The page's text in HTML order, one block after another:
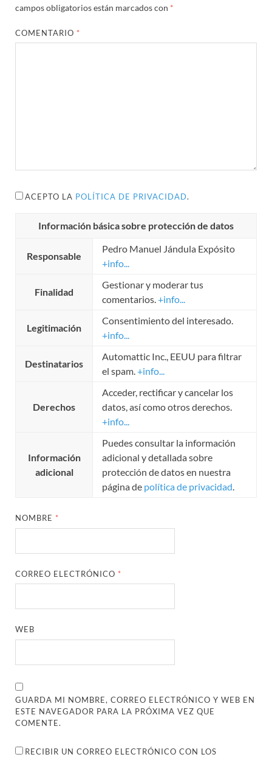
campos obligatorios están marcados con *
COMENTARIO *
ACEPTO LA POLÍTICA DE PRIVACIDAD.
Información básica sobre protección de datos
Responsable
Pedro Manuel Jándula Expósito
+info...
Finalidad
Gestionar y moderar tus
comentarios.+info...
Legitimación
Consentimiento del interesado.
+info...
Destinatarios
Automattic Inc., EEUU para filtrar
el spam.+info...
Derechos
Acceder, rectificar y cancelar los
datos, así como otros derechos.
+info...
Información
adicional
Puedes consultar la información
adicional y detallada sobre
protección de datos en nuestra
página de política de privacidad.
NOMBRE *
CORREO ELECTRÓNICO *
WEB
GUARDA MI NOMBRE, CORREO ELECTRÓNICO Y WEB EN
ESTE NAVEGADOR PARA LA PRÓXIMA VEZ QUE
COMENTE.
RECIBIR UN CORREO ELECTRÓNICO CON LOS